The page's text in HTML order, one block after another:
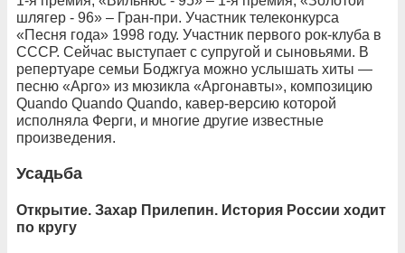
шлягер - 96» – Гран-при. Участник телеконкурса
«Песня года» 1998 году. Участник первого рок-клуба в
СССР. Сейчас выступает с супругой и сыновьями. В
репертуаре семьи Боджгуа можно услышать хиты —
песню «Арго» из мюзикла «Аргонавты», композицию
Quando Quando Quando, кавер-версию которой
исполняла Ферги, и многие другие известные
произведения.
Усадьба
Открытие. Захар Прилепин. История России ходит
по кругу